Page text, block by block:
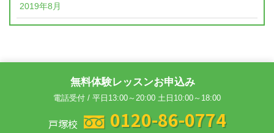
2019年8月
無料体験レッスンお申込み
電話受付 / 平日13:00～20:00 土日10:00～18:00
戸塚校 0120-86-0774